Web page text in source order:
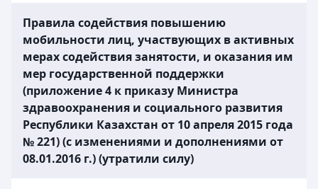
Правила содействия повышению
мобильности лиц, участвующих в активных
мерах содействия занятости, и оказания им
мер государственной поддержки
(приложение 4 к приказу Министра
здравоохранения и социального развития
Республики Казахстан от 10 апреля 2015 года
№ 221) (с изменениями и дополнениями от
08.01.2016 г.) (утратили силу)